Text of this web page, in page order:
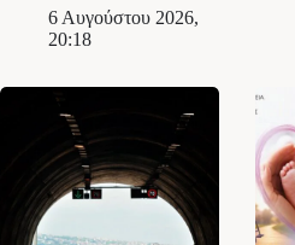
6 Αυγούστου 2026,
20:18